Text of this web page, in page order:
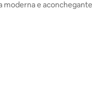
moderna e